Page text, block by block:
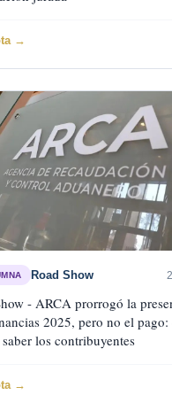
→
Road Show
- ARCA prorrogó la
2025, pero no el pago:
los contribuyentes
→